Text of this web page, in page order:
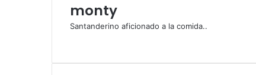
monty
Santanderino aficionado a la comida..